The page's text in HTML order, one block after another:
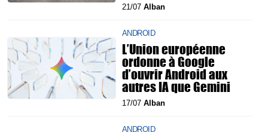
21/07 Alban
ANDROID
L’Union européenne
ordonne à Google
d’ouvrir Android aux
autres IA que Gemini
17/07 Alban
ANDROID